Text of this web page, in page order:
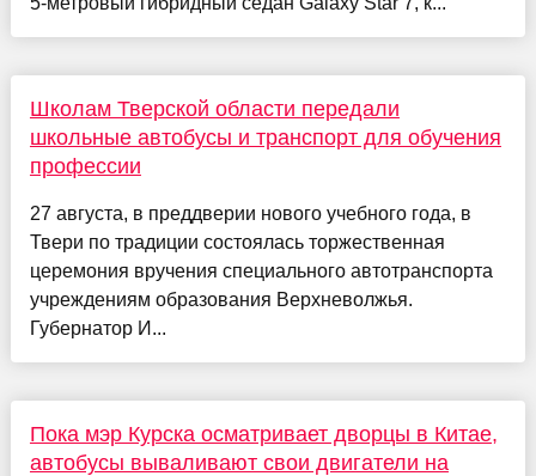
Школам Тверской области передали
школьные автобусы и транспорт для обучения
профессии
27 августа, в преддверии нового учебного года, в
Твери по традиции состоялась торжественная
церемония вручения специального автотранспорта
учреждениям образования Верхневолжья.
Губернатор И...
Пока мэр Курска осматривает дворцы в Китае,
автобусы вываливают свои двигатели на